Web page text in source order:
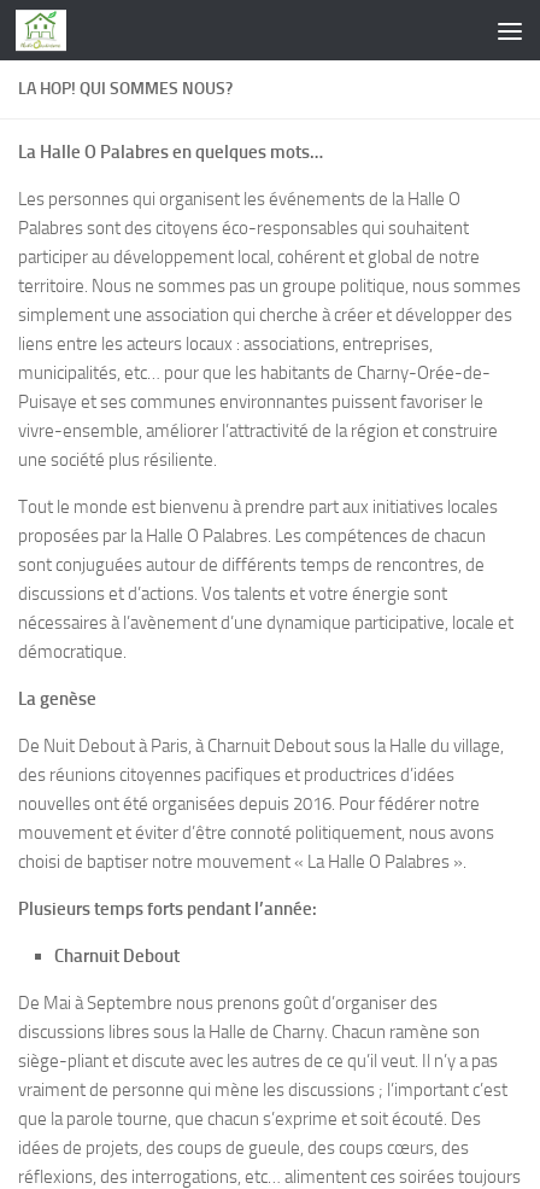
Skip to content
LA HOP! QUI SOMMES NOUS?
La Halle O Palabres en quelques mots…
Les personnes qui organisent les événements de la Halle O
Palabres sont des citoyens éco-responsables qui souhaitent
participer au développement local, cohérent et global de notre
territoire. Nous ne sommes pas un groupe politique, nous sommes
simplement une association qui cherche à créer et développer des
liens entre les acteurs locaux : associations, entreprises,
municipalités, etc… pour que les habitants de Charny-Orée-de-
Puisaye et ses communes environnantes puissent favoriser le
vivre-ensemble, améliorer l’attractivité de la région et construire
une société plus résiliente.
Tout le monde est bienvenu à prendre part aux initiatives locales
proposées par la Halle O Palabres. Les compétences de chacun
sont conjuguées autour de différents temps de rencontres, de
discussions et d’actions. Vos talents et votre énergie sont
nécessaires à l’avènement d’une dynamique participative, locale et
démocratique.
La genèse
De Nuit Debout à Paris, à Charnuit Debout sous la Halle du village,
des réunions citoyennes pacifiques et productrices d’idées
nouvelles ont été organisées depuis 2016. Pour fédérer notre
mouvement et éviter d’être connoté politiquement, nous avons
choisi de baptiser notre mouvement « La Halle O Palabres ».
Plusieurs temps forts pendant l’année:
Charnuit Debout
De Mai à Septembre nous prenons goût d’organiser des
discussions libres sous la Halle de Charny. Chacun ramène son
siège-pliant et discute avec les autres de ce qu’il veut. Il n’y a pas
vraiment de personne qui mène les discussions ; l’important c’est
que la parole tourne, que chacun s’exprime et soit écouté. Des
idées de projets, des coups de gueule, des coups cœurs, des
réflexions, des interrogations, etc… alimentent ces soirées toujours